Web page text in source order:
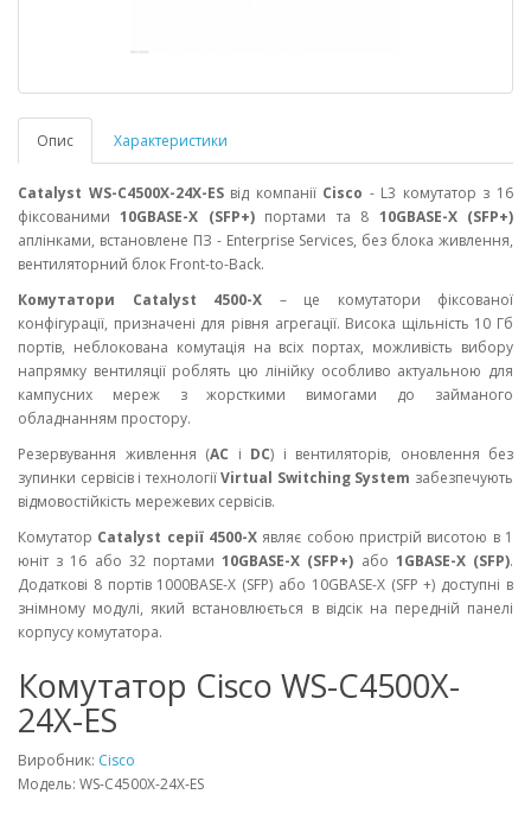
Опис Характеристики
Catalyst WS-C4500X-24X-ESвід компанії Cisco - L3 комутатор з 16
фіксованими10GBASE-X (SFP+)портами та 8 10GBASE-X (SFP+)
аплінками, встановлене ПЗ - Enterprise Services, без блока живлення,
вентиляторний блок Front-to-Back.
Комутатори Catalyst 4500-X – це комутатори фіксованої
конфігурації, призначені для рівня агрегації. Висока щільність 10 Гб
портів, неблокована комутація на всіх портах, можливість вибору
напрямку вентиляції роблять цю лінійку особливо актуальною для
кампусних мереж з жорсткими вимогами до займаного
обладнанням простору.
Резервування живлення (AC і DC) і вентиляторів, оновлення без
зупинки сервісів і технологіїVirtual Switching System забезпечують
відмовостійкість мережевих сервісів.
Комутатор Catalyst серії 4500-X являє собою пристрій висотою в 1
юніт з 16 або 32 портами10GBASE-X (SFP+) або 1GBASE-X (SFP).
Додаткові 8 портів 1000BASE-X (SFP) або 10GBASE-X (SFP +) доступні в
знімному модулі, який встановлюється в відсік на передній панелі
корпусу комутатора.
Комутатор Cisco WS-C4500X-
24X-ES
Виробник: Cisco
Модель: WS-C4500X-24X-ES